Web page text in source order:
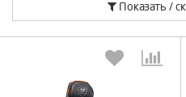
Показать /